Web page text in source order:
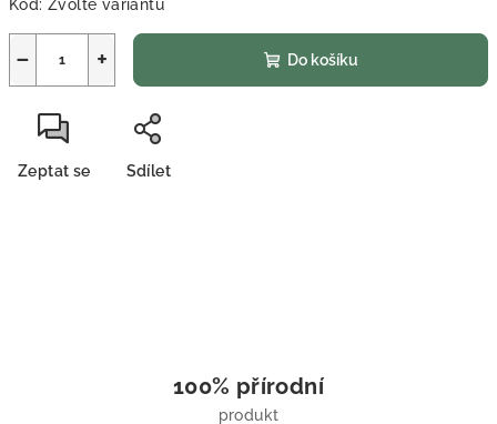
Kód: Zvolte variantu
+
− Do košíku
Zeptat se Sdílet
100% přírodní
produkt